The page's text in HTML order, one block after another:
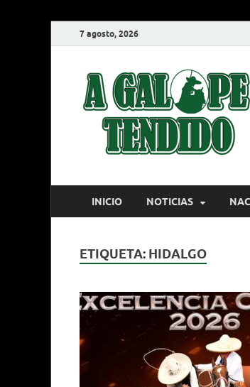
7 agosto, 2026
INICIO NOTICIAS
ETIQUETA: HIDALGO